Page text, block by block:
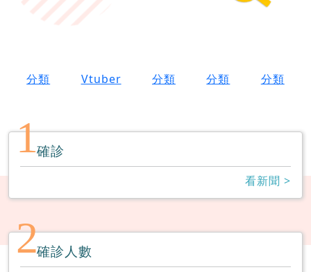
分類 Vtuber 分類 分類 分類
1確診
看新聞 >
2確診人數